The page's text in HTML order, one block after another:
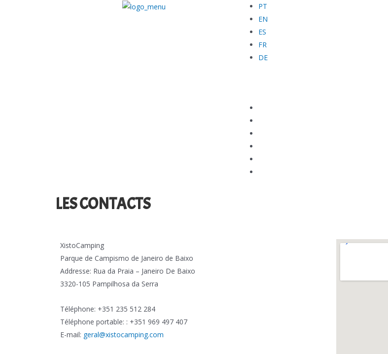
PT
EN
ES
FR
DE
LES CONTACTS
XistoCamping
Parque de Campismo de Janeiro de Baixo
Addresse: Rua da Praia – Janeiro De Baixo
3320-105 Pampilhosa da Serra
Téléphone: +351 235 512 284
Téléphone portable: : +351 969 497 407
E-mail: geral@xistocamping.com